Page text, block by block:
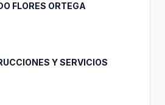
FLORES ORTEGA
Y SERVICIOS